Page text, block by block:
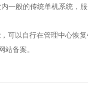
一般的传统单机系统，
可以自行在管理中心恢
备案。